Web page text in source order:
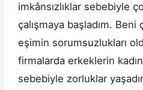
imkânsızlıklar sebebiyle
çalışmaya başladım. Beni
eşimin sorumsuzlukları
firmalarda erkeklerin
sebebiyle zorluklar